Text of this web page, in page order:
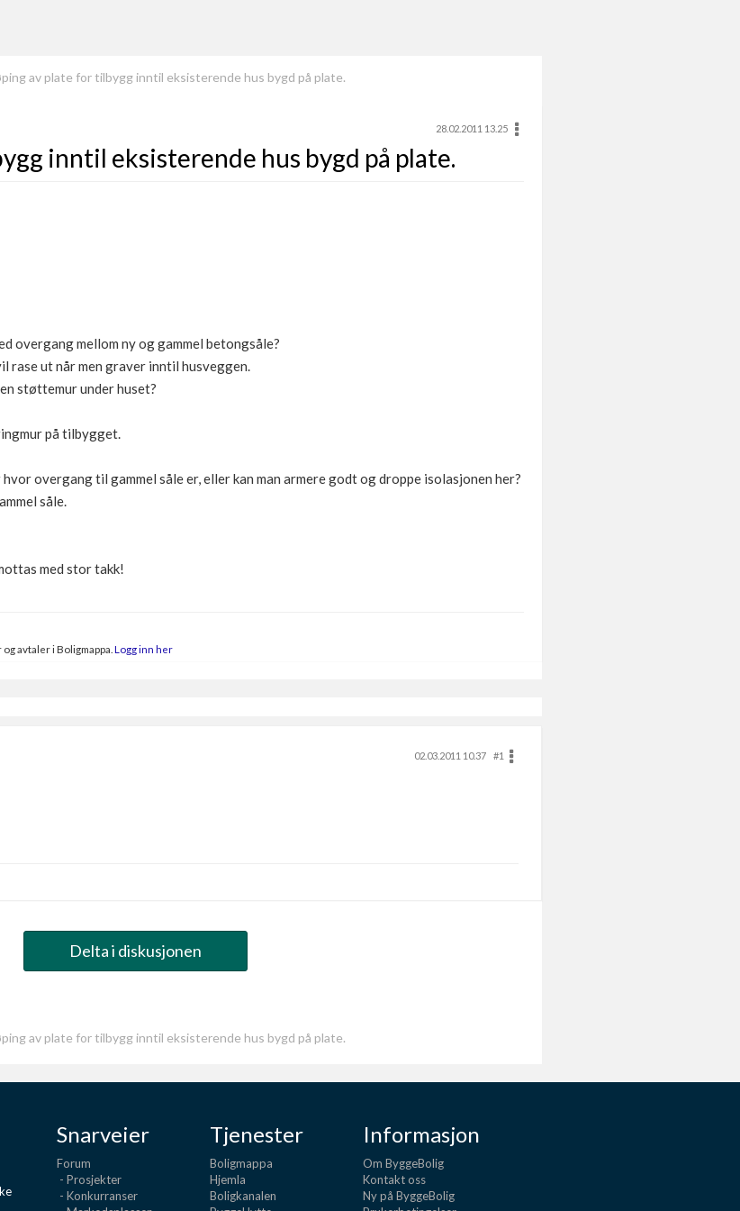
av plate for tilbygg inntil eksisterende hus bygd på plate.
28.02.2011 13.25
inntil eksisterende hus bygd på plate.
overgang mellom ny og gammel betongsåle?
rase ut når men graver inntil husveggen.
støttemur under huset?
på tilbygget.
overgang til gammel såle er, eller kan man armere godt og droppe isolasjonen her?
såle.
med stor takk!
avtaler i Boligmappa. Logg inn her
02.03.2011 10.37
#1
Delta i diskusjonen
av plate for tilbygg inntil eksisterende hus bygd på plate.
Snarveier
Forum
- Prosjekter
- Konkurranser
Tjenester
Boligmappa
Hjemla
Boligkanalen
Informasjon
Om ByggeBolig
Kontakt oss
Ny på ByggeBolig